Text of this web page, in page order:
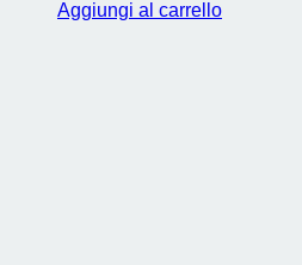
Aggiungi al carrello